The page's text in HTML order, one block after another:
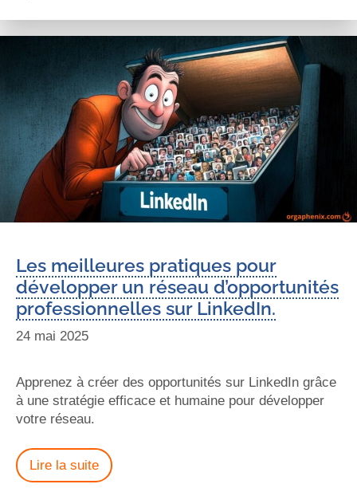
Les meilleures pratiques pour
développer un réseau d’opportunités
professionnelles sur LinkedIn.
24 mai 2025
Apprenez à créer des opportunités sur LinkedIn grâce
à une stratégie efficace et humaine pour développer
votre réseau.
Lire la suite